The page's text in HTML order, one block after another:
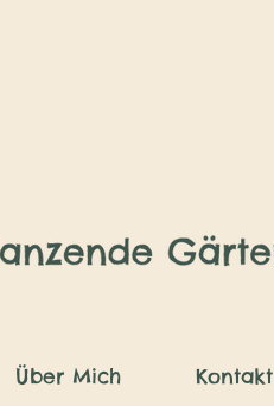
Über Mich Kontakt